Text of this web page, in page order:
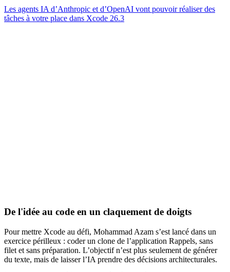
Les agents IA d’Anthropic et d’OpenAI vont pouvoir réaliser des
tâches à votre place dans Xcode 26.3
De l'idée au code en un claquement de doigts
Pour mettre Xcode au défi, Mohammad Azam s’est lancé dans un
exercice périlleux : coder un clone de l’application Rappels, sans
filet et sans préparation. L’objectif n’est plus seulement de générer
du texte, mais de laisser l’IA prendre des décisions architecturales.